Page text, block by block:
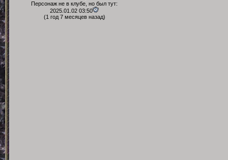
Персонаж не в клубе, но был тут:
2025.01.02 03:50
(1 год 7 месяцев назад)